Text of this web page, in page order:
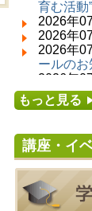
特別展「
2026年
子どもの
行こう－
い！をお
美郷町学
成人教育
2026年
清澄コ
2026年
佐竹氏の
育む活動
2026年
2026年
2026年
ールの
2026年
せ
2026年
もっと見る
講座・イ